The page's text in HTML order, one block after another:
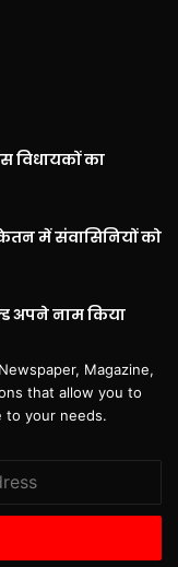
विधायकों का
में संवासिनियों को
अपने नाम किया
Magazine,
that allow you to
to your needs.